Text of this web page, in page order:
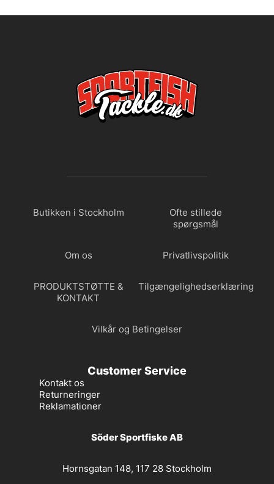
Butikken i Stockholm
Ofte stillede
spørgsmål
Om os Privatlivspolitik
PRODUKTSTØTTE &
KONTAKT
Tilgængelighedserklæring
Vilkår og Betingelser
Customer Service
Kontakt os
Returneringer
Reklamationer
Söder Sportfiske AB
Hornsgatan 148, 117 28 Stockholm